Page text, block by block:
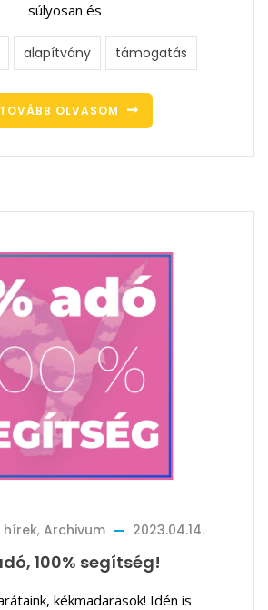
súlyosan és
alapítvány támogatás
TOVÁBB OLVASOM
hírek, Archivum 2023.04.14.
100% segítség!
kékmadarasok! Idén is